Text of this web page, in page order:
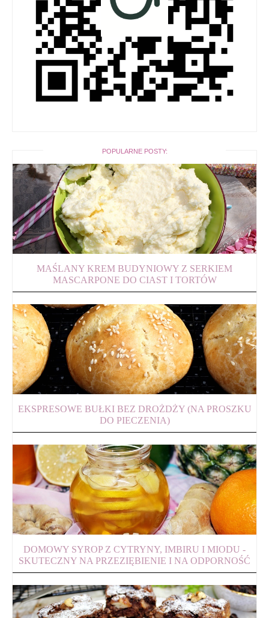
POPULARNE POSTY:
MAŚLANY KREM BUDYNIOWY Z SERKIEM
MASCARPONE DO CIAST I TORTÓW
EKSPRESOWE BUŁKI BEZ DROŻDŻY (NA PROSZKU
DO PIECZENIA)
DOMOWY SYROP Z CYTRYNY, IMBIRU I MIODU -
SKUTECZNY NA PRZEZIĘBIENIE I NA ODPORNOŚĆ